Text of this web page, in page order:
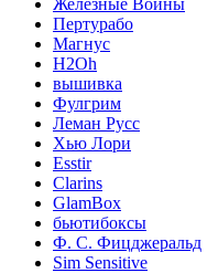
Железные Воины
Пертурабо
Магнус
H2Oh
вышивка
Фулгрим
Леман Русс
Хью Лори
Esstir
Clarins
GlamBox
бьютибоксы
Ф. С. Фицджеральд
Sim Sensitive